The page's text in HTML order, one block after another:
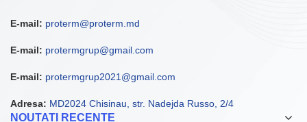
E-mail: proterm@proterm.md
E-mail: protermgrup@gmail.com
E-mail: protermgrup2021@gmail.com
Adresa: MD2024 Chisinau, str. Nadejda Russo, 2/4
NOUTATI RECENTE